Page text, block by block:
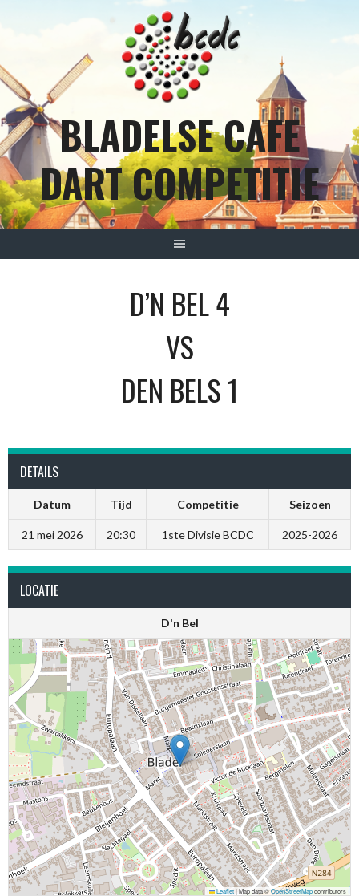
BLADELSE CAFE
DART COMPETITIE
D’N BEL 4
VS
DEN BELS 1
DETAILS
Datum Tijd Competitie Seizoen
21 mei 2026 20:30 1ste Divisie BCDC 2025-2026
LOCATIE
D'n Bel
Leaflet|Map data ©OpenStreetMapcontributors